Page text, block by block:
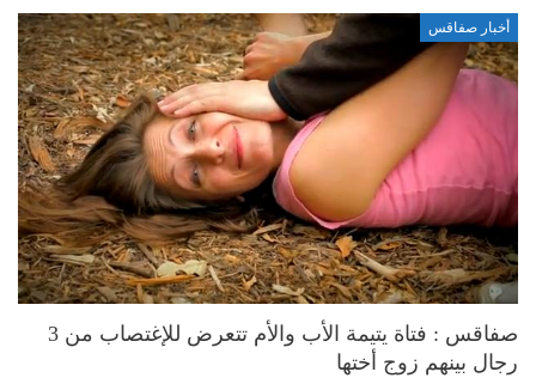
أخبار صفاقس
صفاقس : فتاة يتيمة الأب والأم تتعرض للإغتصاب من 3
رجال بينهم زوج أختها